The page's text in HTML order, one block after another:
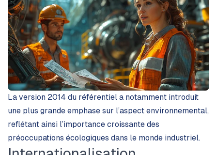
La version 2014 du référentiel a notamment introduit
une plus grande emphase sur l’aspect environnemental,
reflétant ainsi l’importance croissante des
préoccupations écologiques dans le monde industriel.